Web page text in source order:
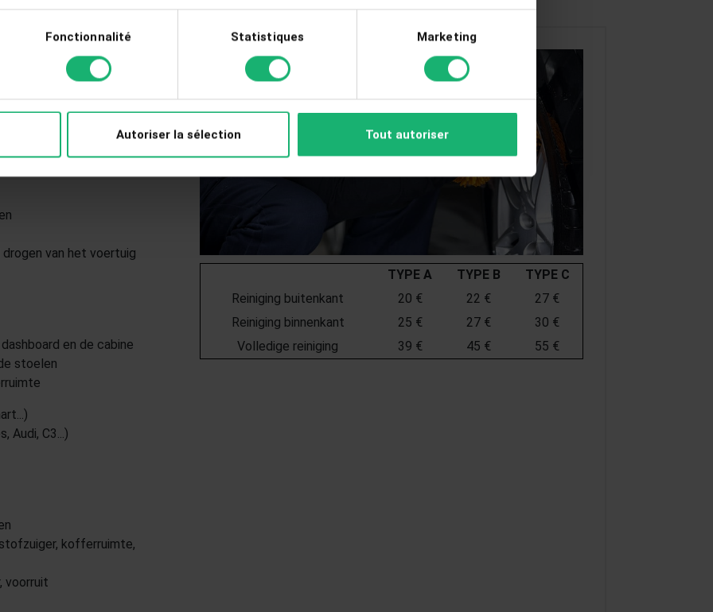
Fonctionnalité Statistiques Marketing
Autoriser la sélection Tout autoriser
SELFSERVICE FORMULE
OP AFSPRAAK
team zorgt voor alles.
van het voertuig
en de cabine
stoelen
Audi, C3...)
kofferruimte,
voorruit
TYPE A TYPE B
TYPE C
Reiniging buitenkant
20 € 22 €
27 €
Reiniging binnenkant
25 € 27 €
30 €
Volledige reiniging
39 € 45 € 55 €